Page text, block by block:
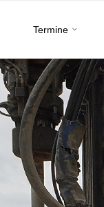
content
Termine